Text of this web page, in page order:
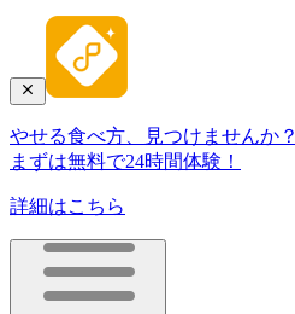
やせる食べ方、見つけませんか？
まずは無料で24時間体験！
詳細はこちら